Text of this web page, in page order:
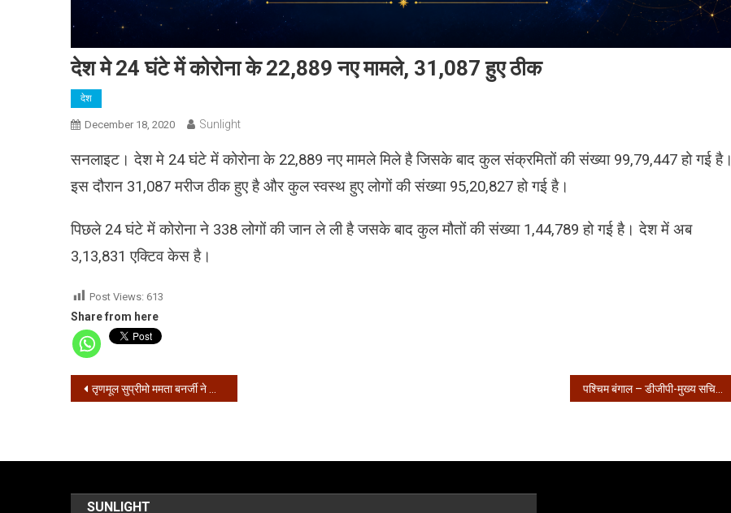
देश मे 24 घंटे में कोरोना के 22,889 नए मामले, 31,087 हुए ठीक
देश
December 18, 2020 Sunlight
सनलाइट। देश मे 24 घंटे में कोरोना के 22,889 नए मामले मिले है जिसके बाद कुल संक्रमितों की संख्या 99,79,447 हो गई है।
इस दौरान 31,087 मरीज ठीक हुए है और कुल स्वस्थ हुए लोगों की संख्या 95,20,827 हो गई है।
पिछले 24 घंटे में कोरोना ने 338 लोगों की जान ले ली है जसके बाद कुल मौतों की संख्या 1,44,789 हो गई है। देश में अब
3,13,831 एक्टिव केस है।
Post Views: 613
Share from here
Post
तृणमूल सुप्रीमो ममता बनर्जी ने आज बुलाई पार्टी बैठक पश्चिम बंगाल – डीजीपी-मुख्य सचिव का कोरोना का हवाला देकर दिल्ली जाने से इनकार
SUNLIGHT